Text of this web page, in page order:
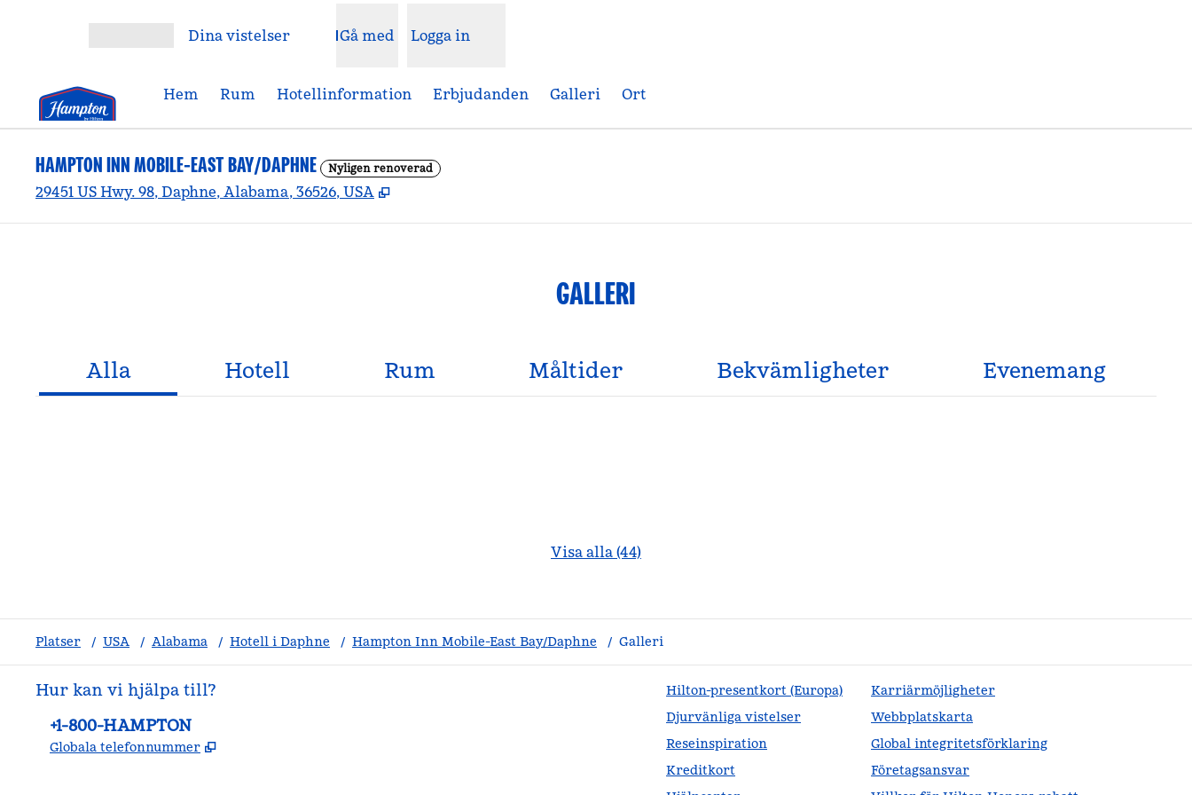
Dina vistelser Gå med Logga in
Hem Rum Hotellinformation Erbjudanden Galleri Ort
HAMPTON INN MOBILE-EAST BAY/DAPHNE Nyligen renoverad
29451 US Hwy. 98, Daphne, Alabama, 36526, USA ,
GALLERI
Alla Hotell Rum Måltider Bekvämligheter Evenemang
Visa alla (44)
Platser / USA / Alabama / Hotell i Daphne / Hampton Inn Mobile-East Bay/Daphne / Galleri
Hur kan vi hjälpa till?
Telefon:
+1-800-HAMPTON
Globala telefonnummer ,
Hilton-presentkort (Europa)
Djurvänliga vistelser
Reseinspiration
Kreditkort
Karriärmöjligheter
Webbplatskarta
Global integritetsförklaring
Företagsansvar